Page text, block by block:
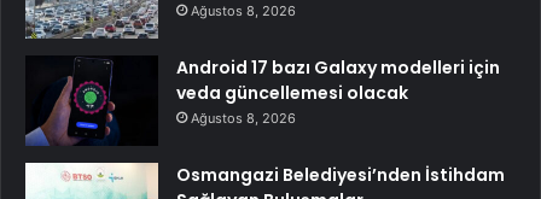
Ağustos 8, 2026
Android 17 bazı Galaxy modelleri için
veda güncellemesi olacak
Ağustos 8, 2026
Osmangazi Belediyesi’nden İstihdam